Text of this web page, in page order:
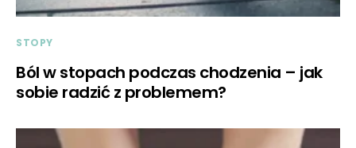
STOPY
Ból w stopach podczas chodzenia – jak
sobie radzić z problemem?